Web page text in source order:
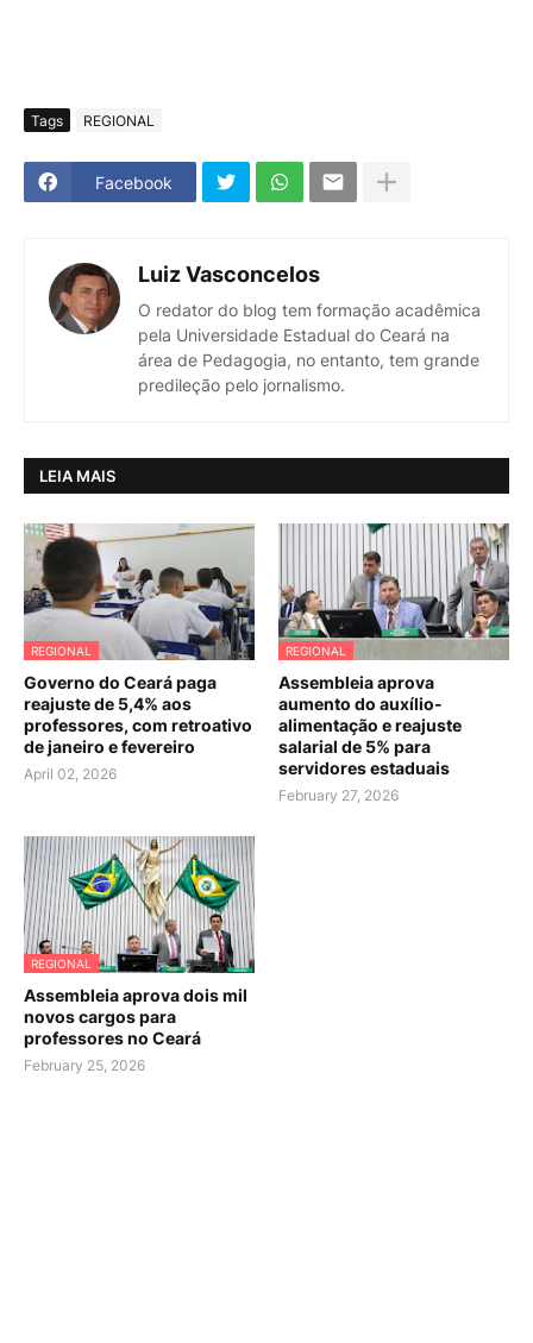
Tags REGIONAL
Facebook
Luiz Vasconcelos
O redator do blog tem formação acadêmica
pela Universidade Estadual do Ceará na
área de Pedagogia, no entanto, tem grande
predileção pelo jornalismo.
LEIA MAIS
REGIONAL
Governo do Ceará paga
reajuste de 5,4% aos
professores, com retroativo
de janeiro e fevereiro
April 02, 2026
REGIONAL
Assembleia aprova
aumento do auxílio-
alimentação e reajuste
salarial de 5% para
servidores estaduais
February 27, 2026
REGIONAL
Assembleia aprova dois mil
novos cargos para
professores no Ceará
February 25, 2026